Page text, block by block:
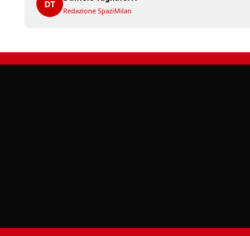
DT
Redazione SpaziMilan